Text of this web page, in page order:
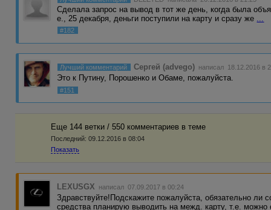
Сделала запрос на вывод в тот же день, когда была
е., 25 декабря, деньги поступили на карту и сразу же
#182
Лучший комментарий Сергей (advego) написал 18.12.2016 в
Это к Путину, Порошенко и Обаме, пожалуйста.
#151
Еще 144 ветки / 550 комментариев в темe
Последний: 09.12.2016 в 08:04
Показать
LEXUSGX написал 07.09.2017 в 00:24
Здравствуйте!Подскажите пожалуйста, обязательно ли
средства планирую выводить на межд. карту, т.е. можно